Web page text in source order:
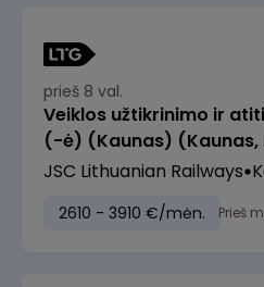
prieš 8 val.
Veiklos užtikrinimo ir
(-ė) (Kaunas) (Kaunas,
JSC Lithuanian Railways
2610 - 3910 €/mėn. Prieš